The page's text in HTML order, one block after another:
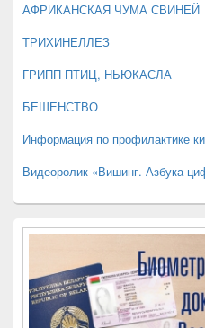
АФРИКАНСКАЯ ЧУМА СВИНЕЙ
ТРИХИНЕЛЛЕЗ
ГРИПП ПТИЦ, НЬЮКАСЛА
БЕШЕНСТВО
Информация по профилактике
Видеоролик «Вишинг. Азбука